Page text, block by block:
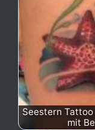
Seestern
mit